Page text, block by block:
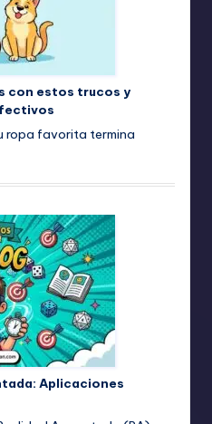
con estos trucos y
ropa favorita termina
Aplicaciones